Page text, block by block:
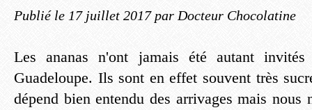
Publié le 17 juillet 2017 par Docteur Chocolatine
Les ananas n'ont jamais été autant
Guadeloupe. Ils sont en effet souvent très
dépend bien entendu des arrivages mais nous